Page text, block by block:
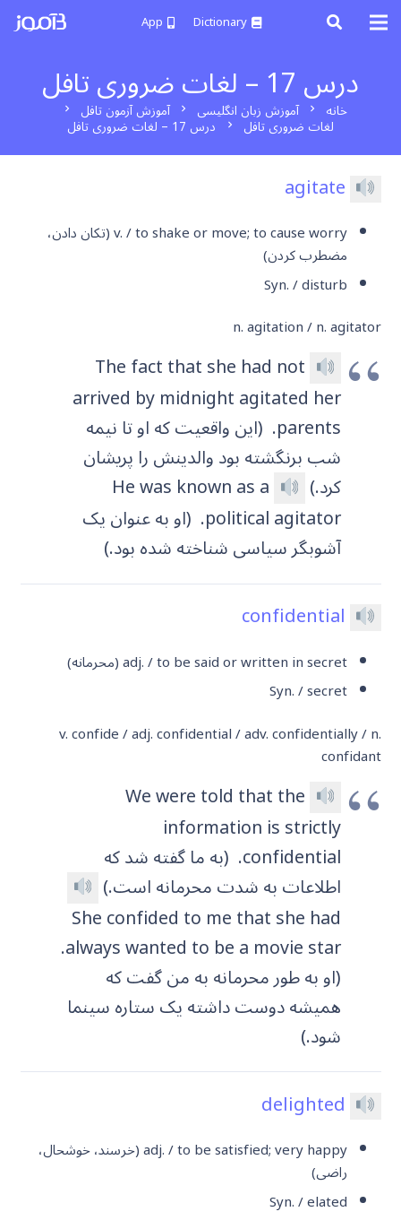
Dictionary
App
درس 17 – لغات ضروری تافل
خانه chevron_right آموزش زبان انگلیسی chevron_right آموزش آزمون تافل chevron_right
لغات ضروری تافل chevron_right درس 17 – لغات ضروری تافل
agitate
v. / to shake or move; to cause worry (تکان دادن،
مضطرب کردن)
Syn. / disturb
n. agitation / n. agitator
The fact that she had not
arrived by midnight agitated her
parents. (این واقعیت که او تا نیمه
شب برنگشته بود والدینش را پریشان
کرد.)
He was known as a
political agitator. (او به عنوان یک
آشوبگر سیاسی شناخته شده بود.)
confidential
adj. / to be said or written in secret (محرمانه)
Syn. / secret
v. confide / adj. confidential / adv. confidentially / n.
confidant
We were told that the
information is strictly
confidential. (به ما گفته شد که
اطلاعات به شدت محرمانه است.)
She confided to me that she had
always wanted to be a movie star.
(او به طور محرمانه به من گفت که
همیشه دوست داشته یک ستاره سینما
شود.)
delighted
adj. / to be satisfied; very happy (خرسند، خوشحال،
راضی)
Syn. / elated